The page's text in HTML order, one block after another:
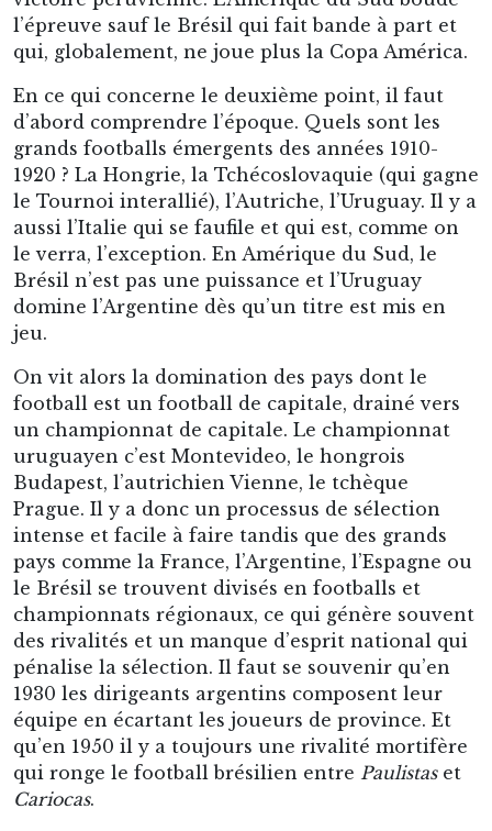
l’épreuve sauf le Brésil qui fait bande à part et
qui, globalement, ne joue plus la Copa América.
En ce qui concerne le deuxième point, il faut
d’abord comprendre l’époque. Quels sont les
grands footballs émergents des années 1910-
1920 ? La Hongrie, la Tchécoslovaquie (qui gagne
le Tournoi interallié), l’Autriche, l’Uruguay. Il y a
aussi l’Italie qui se faufile et qui est, comme on
le verra, l’exception. En Amérique du Sud, le
Brésil n’est pas une puissance et l’Uruguay
domine l’Argentine dès qu’un titre est mis en
jeu.
On vit alors la domination des pays dont le
football est un football de capitale, drainé vers
un championnat de capitale. Le championnat
uruguayen c’est Montevideo, le hongrois
Budapest, l’autrichien Vienne, le tchèque
Prague. Il y a donc un processus de sélection
intense et facile à faire tandis que des grands
pays comme la France, l’Argentine, l’Espagne ou
le Brésil se trouvent divisés en footballs et
championnats régionaux, ce qui génère souvent
des rivalités et un manque d’esprit national qui
pénalise la sélection. Il faut se souvenir qu’en
1930 les dirigeants argentins composent leur
équipe en écartant les joueurs de province. Et
qu’en 1950 il y a toujours une rivalité mortifère
qui ronge le football brésilien entre Paulistas et
Cariocas.